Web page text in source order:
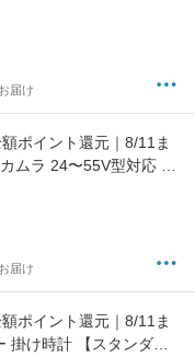
ロータイプ ウォールナ
届け
ポイント還元｜8/11ま
ムラ 24〜55V型対応 壁
V3COMPACT ウォ
届け
ポイント還元｜8/11ま
掛け時計 【スタンダー